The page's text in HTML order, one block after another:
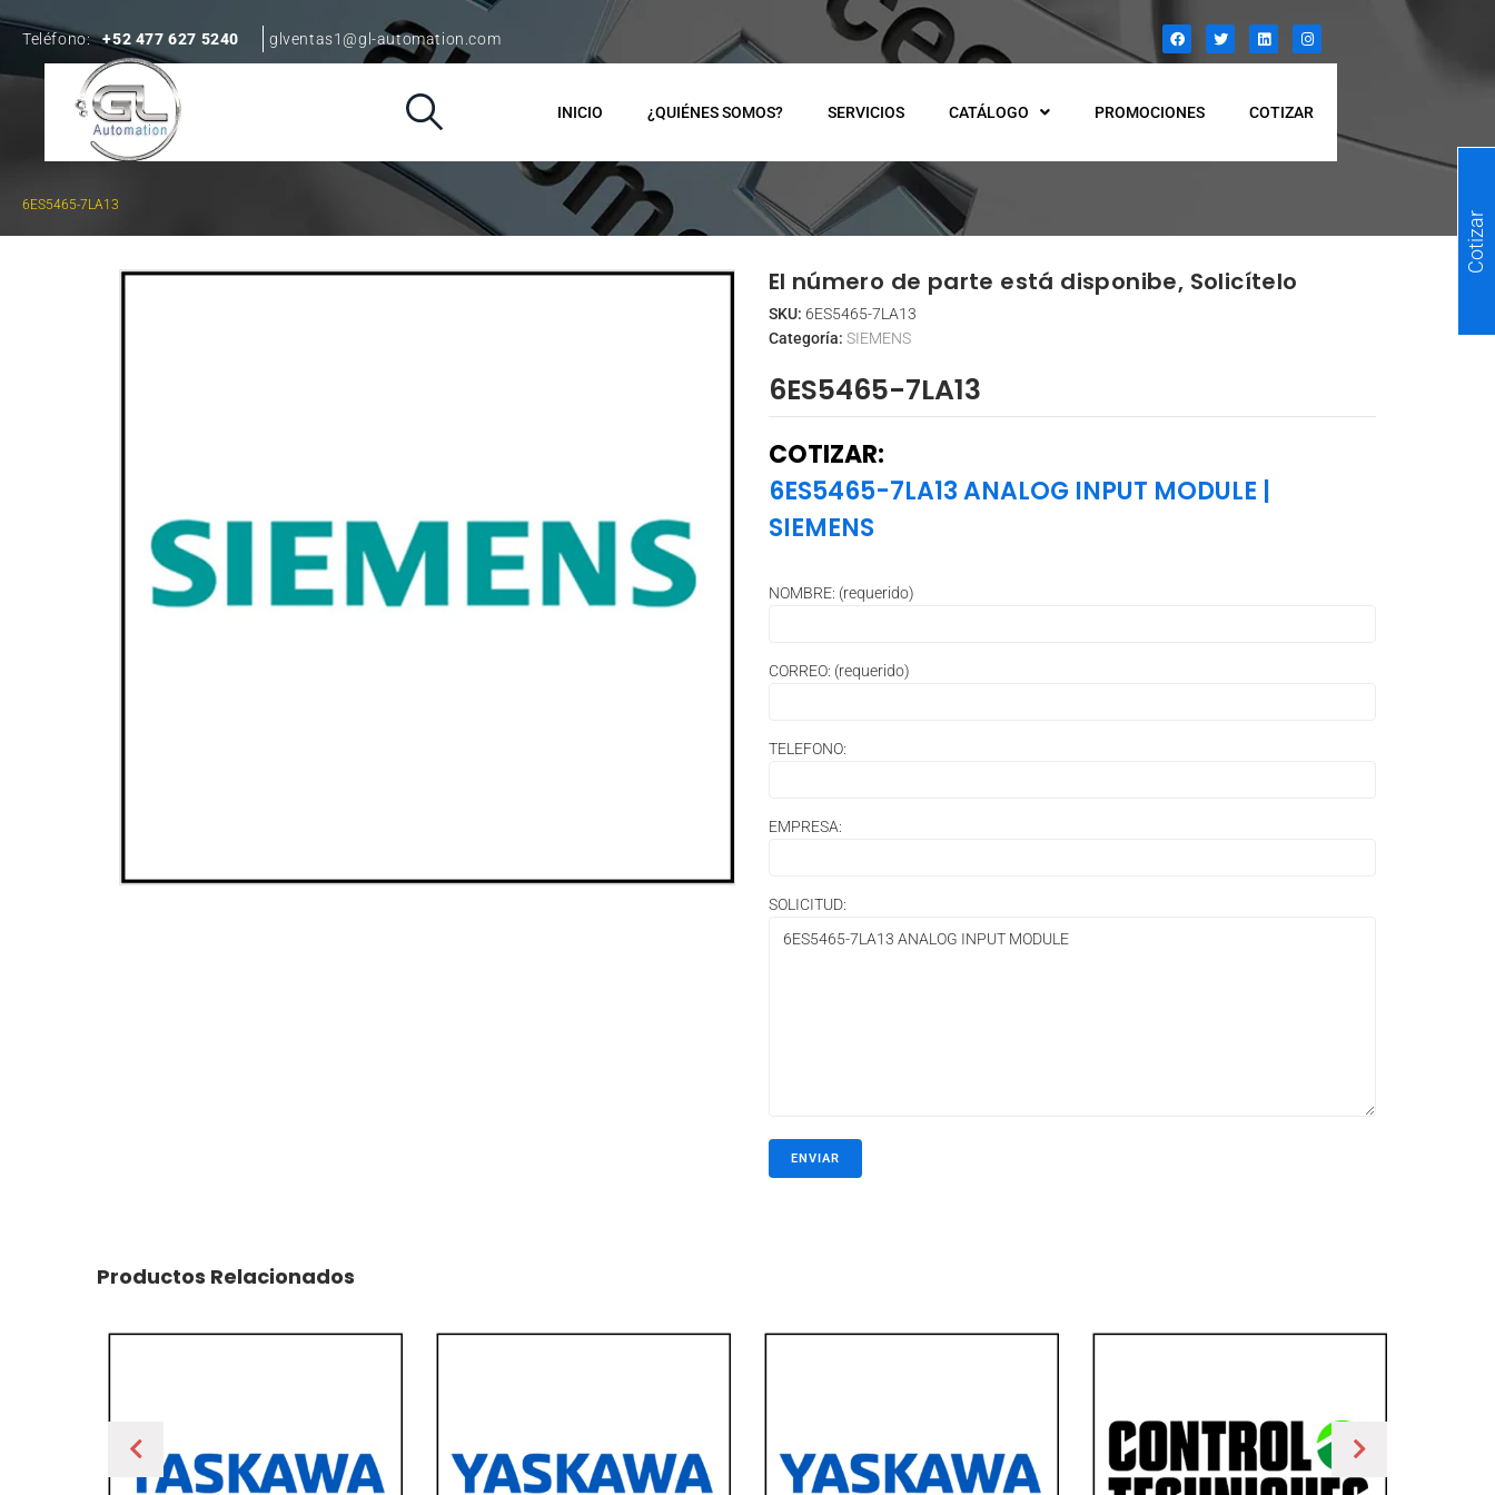
Teléfono: +52 477 627 5240 glventas1@gl-automation.com
INICIO ¿QUIÉNES SOMOS? SERVICIOS CATÁLOGO PROMOCIONES COTIZAR
6ES5465-7LA13
El número de parte está disponibe, Solicítelo
SKU: 6ES5465-7LA13
Categoría: SIEMENS
6ES5465-7LA13
COTIZAR:
6ES5465-7LA13 ANALOG INPUT MODULE |
SIEMENS
NOMBRE: (requerido)
CORREO: (requerido)
TELEFONO:
EMPRESA:
SOLICITUD:
Productos Relacionados
Cotizar